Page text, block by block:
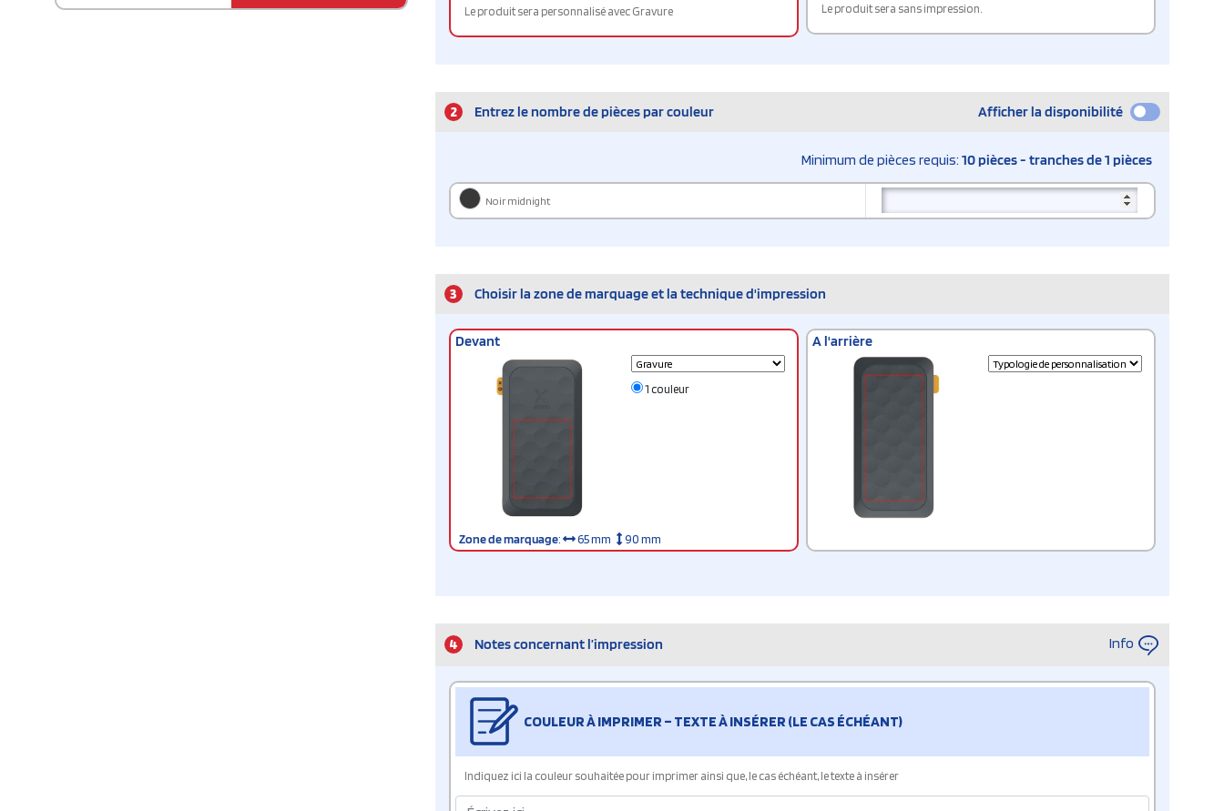
Le produit sera personnalisé avec Gravure Le produit sera sans impression.
2 Entrez le nombre de pièces par couleur Afficher la disponibilité
Minimum de pièces requis: 10 pièces - tranches de 1 pièces
Noir midnight
3 Choisir la zone de marquage et la technique d'impression
Devant
1 couleur
Zone de marquage: 65 mm 90 mm
A l'arrière
4 Notes concernant l’impression Info
COULEUR À IMPRIMER – TEXTE À INSÉRER (LE CAS ÉCHÉANT)
Indiquez ici la couleur souhaitée pour imprimer ainsi que, le cas échéant, le texte à insérer